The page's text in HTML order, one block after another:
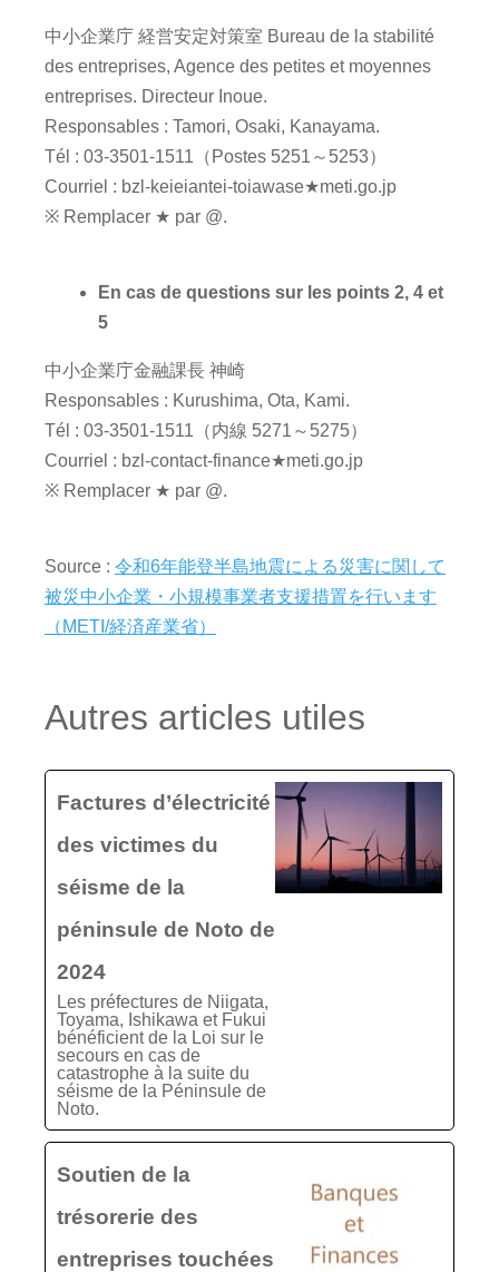
中小企業庁 経営安定対策室 Bureau de la stabilité
des entreprises, Agence des petites et moyennes
entreprises. Directeur Inoue.
Responsables : Tamori, Osaki, Kanayama.
Tél : 03-3501-1511（Postes 5251～5253）
Courriel : bzl-keieiantei-toiawase★meti.go.jp
※ Remplacer ★ par @.
En cas de questions sur les points 2, 4 et
5
中小企業庁金融課長 神崎
Responsables : Kurushima, Ota, Kami.
Tél : 03-3501-1511（内線 5271～5275）
Courriel : bzl-contact-finance★meti.go.jp
※ Remplacer ★ par @.
Source : 令和6年能登半島地震による災害に関して
被災中小企業・小規模事業者支援措置を行います
（METI/経済産業省）
Autres articles utiles
Factures d’électricité
des victimes du
séisme de la
péninsule de Noto de
2024
Les préfectures de Niigata,
Toyama, Ishikawa et Fukui
bénéficient de la Loi sur le
secours en cas de
catastrophe à la suite du
séisme de la Péninsule de
Noto.
Soutien de la
trésorerie des
entreprises touchées